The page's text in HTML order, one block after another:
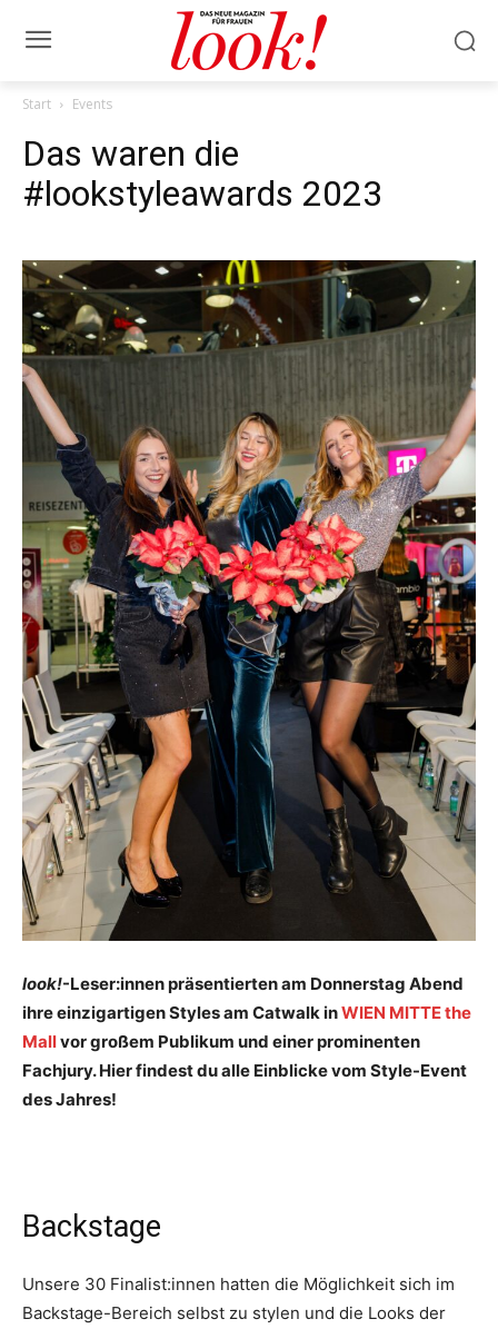
Start Events
Das waren die
#lookstyleawards 2023
look!-Leser:innen präsentierten am Donnerstag Abend
ihre einzigartigen Styles am Catwalk inWIEN MITTE the
Mallvor großem Publikum und einer prominenten
Fachjury. Hier findest du alle Einblicke vom Style-Event
des Jahres!
Backstage
Unsere 30 Finalist:innen hatten die Möglichkeit sich im
Backstage-Bereich selbst zu stylen und die Looks der